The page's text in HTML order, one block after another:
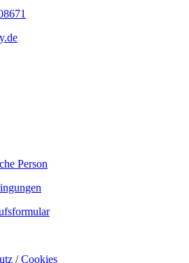
Person
/Cookies